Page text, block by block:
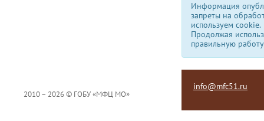
Информация
запреты на
используем сookie.
Продолжая
правильную
2010 – 2026 © ГОБУ «МФЦ МО»
info@mfc51.ru